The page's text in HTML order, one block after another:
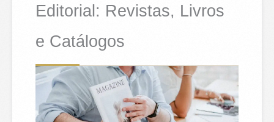
Editorial: Revistas, Livros
e Catálogos